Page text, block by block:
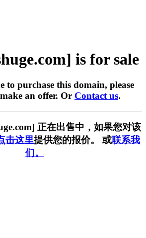
is for sale
to purchase this domain, please
an offer. Or Contact us.
正在出售中，如果您对该
击这里提供您的报价。 或联系我
们。